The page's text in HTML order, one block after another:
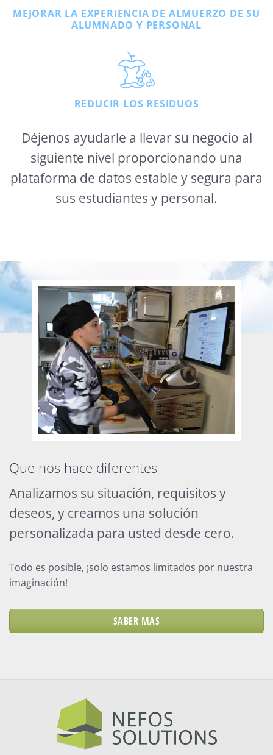
MEJORAR LA EXPERIENCIA DE ALMUERZO DE SU
ALUMNADO Y PERSONAL
REDUCIR LOS RESIDUOS
Déjenos ayudarle a llevar su negocio al
siguiente nivel proporcionando una
plataforma de datos estable y segura para
sus estudiantes y personal.
Que nos hace diferentes
Analizamos su situación, requisitos y
deseos, y creamos una solución
personalizada para usted desde cero.
Todo es posible, ¡solo estamos limitados por nuestra
imaginación!
SABER MAS